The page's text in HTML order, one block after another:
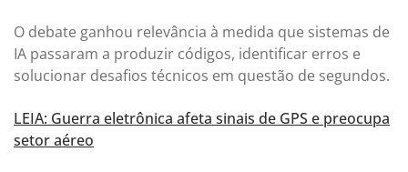
O debate ganhou relevância à medida que sistemas de
IA passaram a produzir códigos, identificar erros e
solucionar desafios técnicos em questão de segundos.
LEIA: Guerra eletrônica afeta sinais de GPS e preocupa
setor aéreo